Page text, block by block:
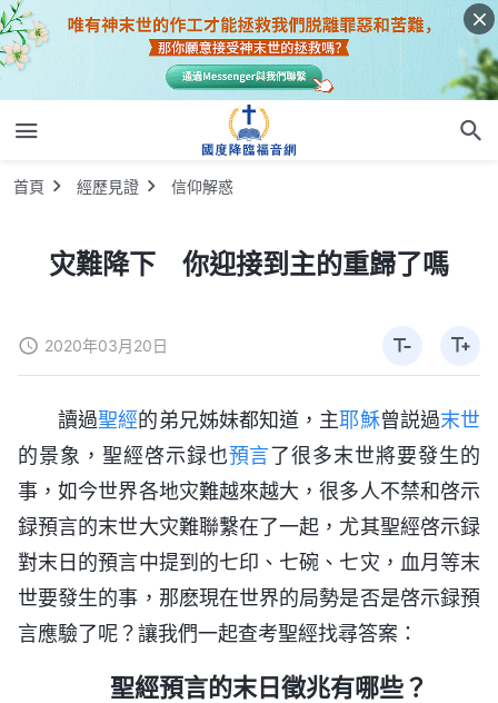
首頁 經歷見證 信仰解惑
灾難降下 你迎接到主的重歸了嗎
2020年03月20日
讀過聖經的弟兄姊妹都知道，主耶穌曾説過末世
的景象，聖經啓示録也預言了很多末世將要發生的
事，如今世界各地灾難越來越大，很多人不禁和啓示
録預言的末世大灾難聯繫在了一起，尤其聖經啓示録
對末日的預言中提到的七印、七碗、七灾，血月等末
世要發生的事，那麽現在世界的局勢是否是啓示録預
言應驗了呢？讓我們一起查考聖經找尋答案：
聖經預言的末日徵兆有哪些？